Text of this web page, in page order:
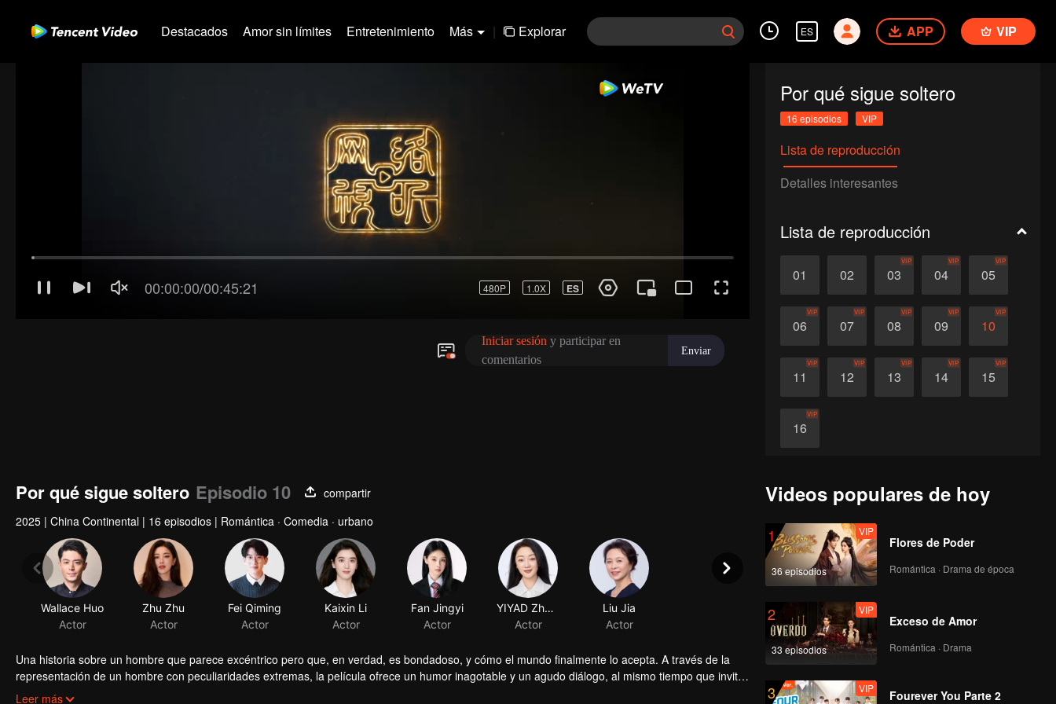
Destacados Amor sin límites Entretenimiento Más | Explorar ES APP VIP
Por qué sigue soltero
16 episodios VIP
Lista de reproducción
Detalles interesantes
Lista de reproducción
01 02 03
VIP
04
VIP
05
VIP
06
VIP
07
VIP
08
VIP
09
VIP
10
VIP
11
VIP
12
VIP
13
VIP
14
VIP
15
VIP
16
VIP
Por qué sigue soltero Episodio 10
compartir
2025 | China Continental | 16 episodios | Romántica · Comedia · urbano
Wallace Huo
Actor
Zhu Zhu
Actor
Fei Qiming
Actor
Kaixin Li
Actor
Una historia sobre un hombre que parece excéntrico pero que, en verdad, es bondadoso, y cómo el mundo finalmente lo acepta. A través de la
representación de un hombre con peculiaridades extremas, la película ofrece un humor inagotable y un agudo diálogo, al mismo tiempo que invita
a la reflexión sobre la naturaleza humana y nuestra relación con el mundo.
Es un hombre que ama la vida pero, en sus cuarenta años, se declara "no maridable". ¿Es él el adorado ídolo masculino rodeado de admiradoras,
Leer más
Videos populares de hoy
1
36 episodios
VIP
Flores de Poder
Romántica · Drama de época
2
33 episodios
VIP
Exceso de Amor
Romántica · Drama
3 VIP
Fourever You Parte 2